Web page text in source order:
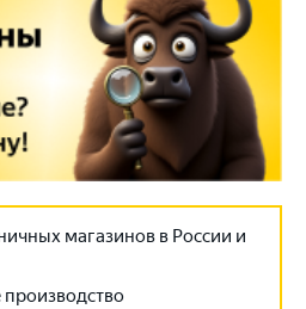
магазинов в России и